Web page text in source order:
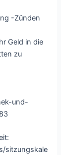
-Zünden
Geld in die
zu
und-
sitzungskale